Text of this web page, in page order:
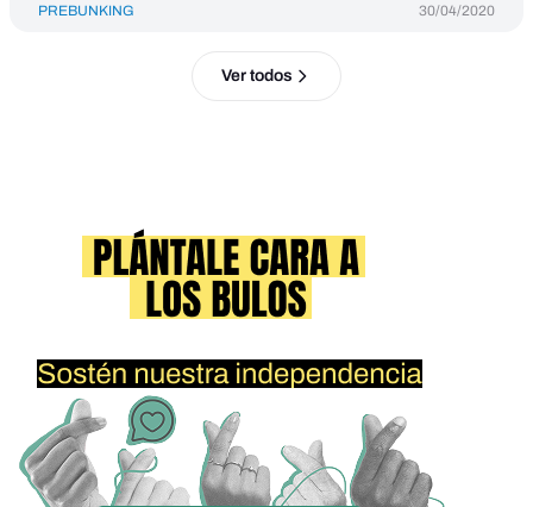
PREBUNKING 30/04/2020
Ver todos